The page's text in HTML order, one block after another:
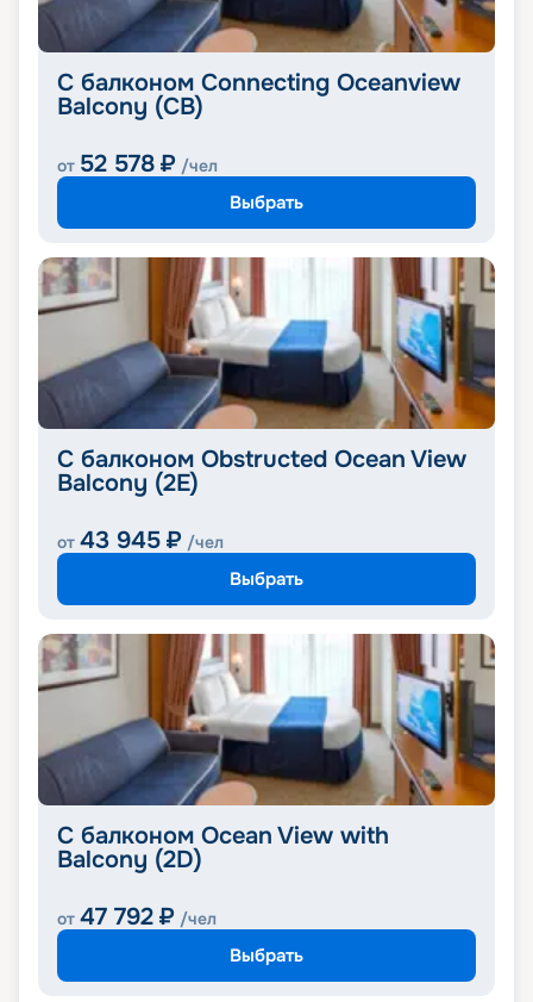
С балконом Connecting Oceanview
Balcony (CB)
от 52 578 ₽ /чел
Выбрать
С балконом Obstructed Ocean View
Balcony (2E)
от 43 945 ₽ /чел
Выбрать
С балконом Ocean View with
Balcony (2D)
от 47 792 ₽ /чел
Выбрать